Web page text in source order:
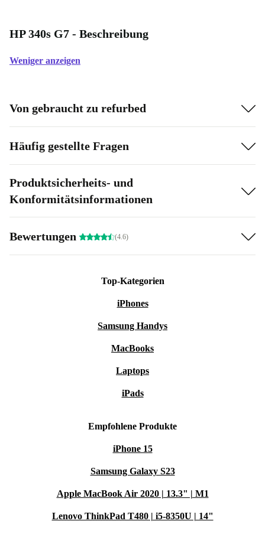
HP 340s G7 - Beschreibung
Weniger anzeigen
Von gebraucht zu refurbed
Häufig gestellte Fragen
Produktsicherheits- und
Konformitätsinformationen
Bewertungen (4.6)
Top-Kategorien
iPhones
Samsung Handys
MacBooks
Laptops
iPads
Empfohlene Produkte
iPhone 15
Samsung Galaxy S23
Apple MacBook Air 2020 | 13.3" | M1
Lenovo ThinkPad T480 | i5-8350U | 14"